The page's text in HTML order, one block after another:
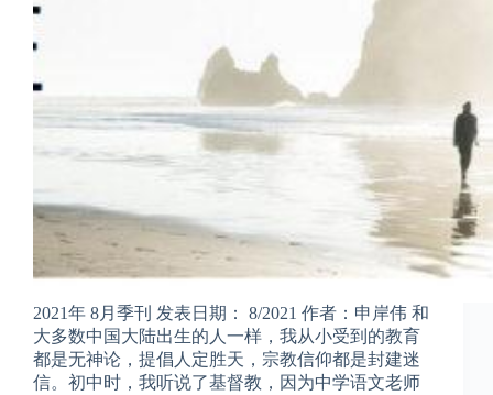
2021年 8月季刊 发表日期： 8/2021 作者：申岸伟 和
大多数中国大陆出生的人一样，我从小受到的教育
都是无神论，提倡人定胜天，宗教信仰都是封建迷
信。初中时，我听说了基督教，因为中学语文老师